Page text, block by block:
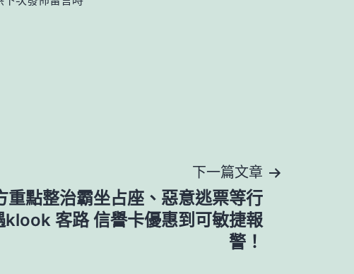
下一篇文章
重點整治霸坐占座、惡意逃票等行
klook 客路 信譽卡優惠到可敏捷報
警！